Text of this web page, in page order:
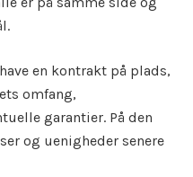
en kontrakt på plads,
omfang,
garantier. På den
og uenigheder senere